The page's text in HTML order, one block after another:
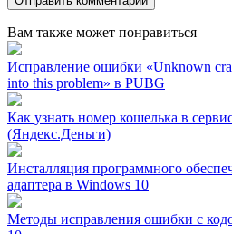
Вам также может понравиться
Исправление ошибки «Unknown
into this problem» в PUBG
Как узнать номер кошелька в
(Яндекс.Деньги)
Инсталляция программного
адаптера в Windows 10
Методы исправления ошибки с